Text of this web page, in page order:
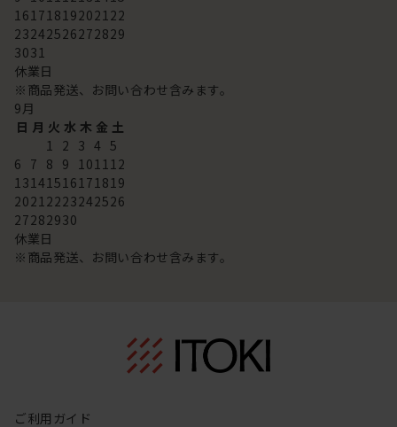
16171819202122
23242526272829
3031
休業日
※商品発送、お問い合わせ含みます。
9月
日 月 火 水 木 金 土
1 2 3 4 5
6 7 8 9 101112
13141516171819
20212223242526
27282930
休業日
※商品発送、お問い合わせ含みます。
ご利用ガイド